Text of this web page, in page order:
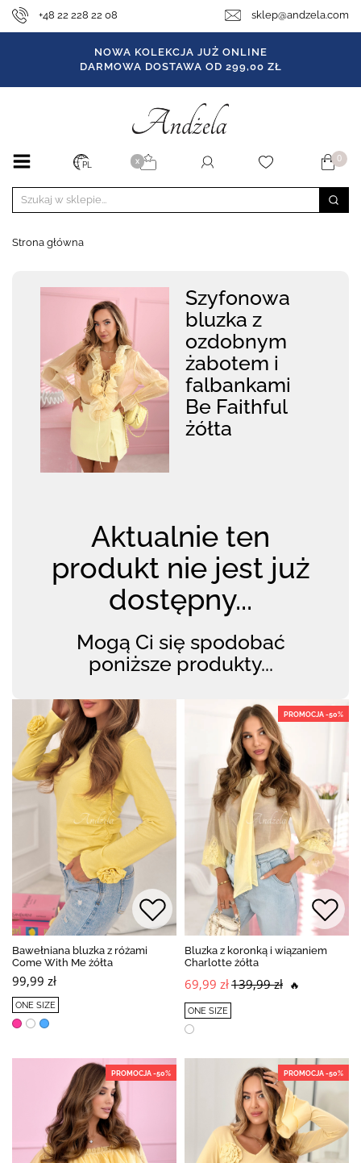
+48 22 228 22 08 sklep@andzela.com
NOWA KOLEKCJA JUŻ ONLINE
DARMOWA DOSTAWA OD 299,00 ZŁ
PL X 0
Strona główna
Szyfonowa
bluzka z
ozdobnym
żabotem i
falbankami
Be Faithful
żółta
Aktualnie ten
produkt nie jest już
dostępny...
Mogą Ci się spodobać
poniższe produkty...
Bawełniana bluzka z różami
Come With Me żółta
99,99 zł
ONE SIZE
PROMOCJA -50%
Bluzka z koronką i wiązaniem
Charlotte żółta
69,99 zł139,99 zł 🔥
ONE SIZE
PROMOCJA -50% PROMOCJA -50%